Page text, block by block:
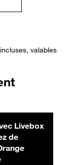
incluses, valables
Livebox
de
mois